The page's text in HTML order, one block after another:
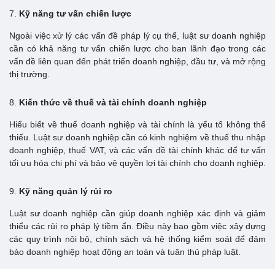
7. Kỹ năng tư vấn chiến lược
Ngoài việc xử lý các vấn đề pháp lý cụ thể, luật sư doanh nghiệp
cần có khả năng tư vấn chiến lược cho ban lãnh đạo trong các
vấn đề liên quan đến phát triển doanh nghiệp, đầu tư, và mở rộng
thị trường.
8. Kiến thức về thuế và tài chính doanh nghiệp
Hiểu biết về thuế doanh nghiệp và tài chính là yếu tố không thể
thiếu. Luật sư doanh nghiệp cần có kinh nghiệm về thuế thu nhập
doanh nghiệp, thuế VAT, và các vấn đề tài chính khác để tư vấn
tối ưu hóa chi phí và bảo vệ quyền lợi tài chính cho doanh nghiệp.
9. Kỹ năng quản lý rủi ro
Luật sư doanh nghiệp cần giúp doanh nghiệp xác định và giảm
thiểu các rủi ro pháp lý tiềm ẩn. Điều này bao gồm việc xây dựng
các quy trình nội bộ, chính sách và hệ thống kiểm soát để đảm
bảo doanh nghiệp hoạt động an toàn và tuân thủ pháp luật.